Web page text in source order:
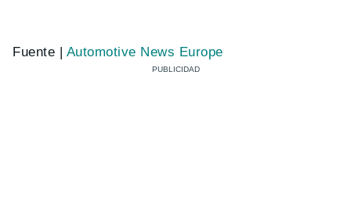
Fuente | Automotive News Europe